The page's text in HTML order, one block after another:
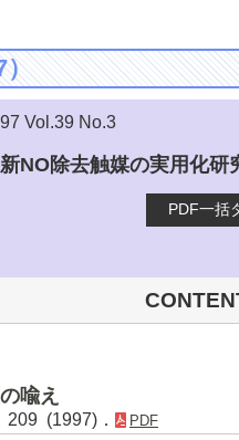
）
Vol.39 No.3
NO除去触媒の実用化研
PDF一括
喩え
209 (1997)． PDF